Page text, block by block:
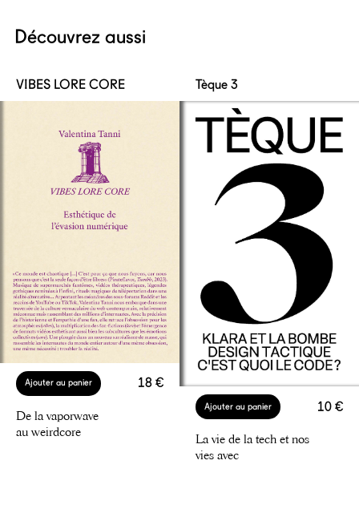
Découvrez aussi
18 €
Ajouter au panier
De la vaporwave
au weirdcore
VIBES LORE CORE
10 €
Ajouter au panier
La vie de la tech et nos
vies avec
Tèque 3